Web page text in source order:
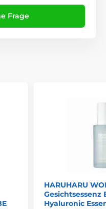
Frage
HARUHARU
Gesichtsessenz
Hyaluronic